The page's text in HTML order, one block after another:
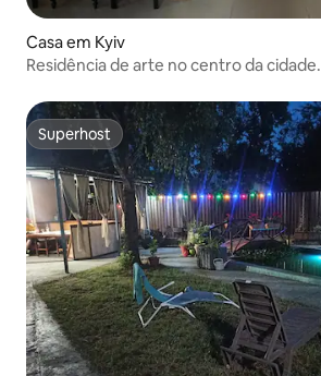
Casa em Kyiv
Residência de arte no centro da cidade.
Superhost
Superhost